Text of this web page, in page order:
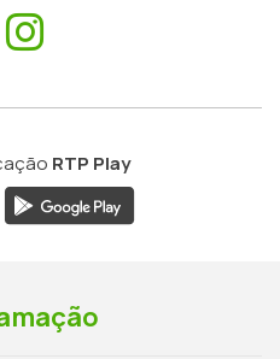
Facebook
RTP Play